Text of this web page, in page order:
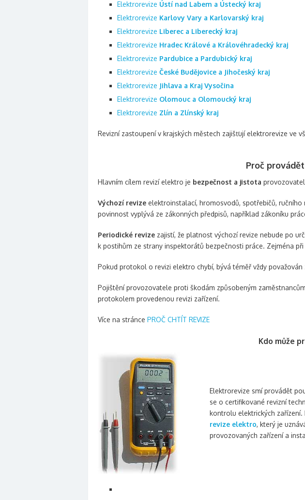
Elektrorevize Ústí nad Labem a Ústecký kraj
Elektrorevize Karlovy Vary a Karlovarský kraj
Elektrorevize Liberec a Liberecký kraj
Elektrorevize Hradec Králové a Královéhradec­ký kraj
Elektrorevize Pardubice a Pardubický kraj
Elektrorevize České Budějovice a Jihočeský kraj
Elektrorevize Jihlava a Kraj Vysočina
Elektrorevize Olomouc a Olomoucký kraj
Elektrorevize Zlín a Zlínský kraj
Revizní zastoupení v krajských městech zajišťují elektrorevize ve
Proč
Hlavním cílem revizí elektro je bezpečnost a jistota
Výchozí revize elektroinstalací, hromosvodů, spotřebičů,
povinnost vyplývá ze zákonných předpisů, například zákoníku
Periodické revize zajistí, že platnost výchozí revize nebude po
k postihům ze strany inspektorátů bezpečnosti práce. Zejména
Pokud protokol o revizi elektro chybí, bývá téměř vždy
Pojištění provozovatele proti škodám způsobeným
protokolem provedenou revizi zařízení.
Více na stránce PROČ CHTÍT REVIZE
Kdo může
Elektrorevize smí provádět
se o certifikované revizní
kontrolu elektrických
revize elektro, který je
provozovaných zařízení a